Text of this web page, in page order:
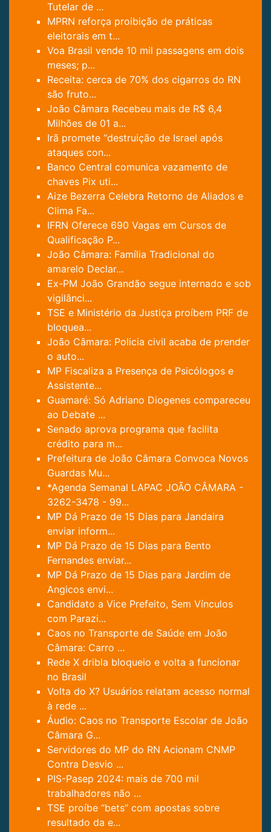
Tutelar de ...
MPRN reforça proibição de práticas
eleitorais em t...
Voa Brasil vende 10 mil passagens em dois
meses; p...
Receita: cerca de 70% dos cigarros do RN
são fruto...
João Câmara Recebeu mais de R$ 6,4
Milhões de 01 a...
Irã promete “destruição de Israel após
ataques con...
Banco Central comunica vazamento de
chaves Pix uti...
Aize Bezerra Celebra Retorno de Aliados e
Clima Fa...
IFRN Oferece 690 Vagas em Cursos de
Qualificação P...
João Câmara: Família Tradicional do
amarelo Declar...
Ex-PM João Grandão segue internado e sob
vigilânci...
TSE e Ministério da Justiça proíbem PRF de
bloquea...
João Câmara: Policia civil acaba de prender
o auto...
MP Fiscaliza a Presença de Psicólogos e
Assistente...
Guamaré: Só Adriano Diogenes compareceu
ao Debate ...
Senado aprova programa que facilita
crédito para m...
Prefeitura de João Câmara Convoca Novos
Guardas Mu...
*Agenda Semanal LAPAC JOÃO CÂMARA -
3262-3478 - 99...
MP Dá Prazo de 15 Dias para Jandaira
enviar inform...
MP Dá Prazo de 15 Dias para Bento
Fernandes enviar...
MP Dá Prazo de 15 Dias para Jardim de
Angicos envi...
Candidato a Vice Prefeito, Sem Vínculos
com Parazi...
Caos no Transporte de Saúde em João
Câmara: Carro ...
Rede X dribla bloqueio e volta a funcionar
no Brasil
Volta do X? Usuários relatam acesso normal
à rede ...
Áudio: Caos no Transporte Escolar de João
Câmara G...
Servidores do MP do RN Acionam CNMP
Contra Desvio ...
PIS-Pasep 2024: mais de 700 mil
trabalhadores não ...
TSE proíbe “bets” com apostas sobre
resultado da e...